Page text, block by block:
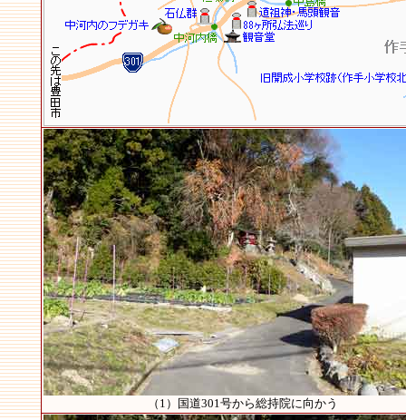
（1）国道301号から総持院に向かう